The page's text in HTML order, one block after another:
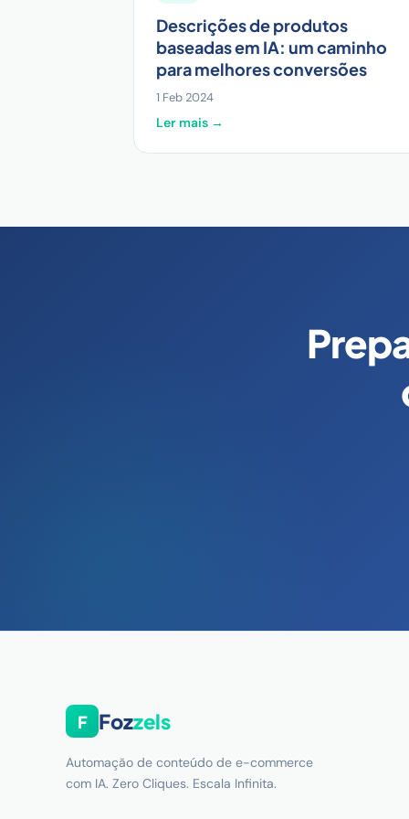
Descrições de produtos
baseadas em IA: um caminho
para melhores conversões
1 Feb 2024
Ler mais →
F Fozzels
Automação de conteúdo de e-commerce
com IA. Zero Cliques. Escala Infinita.